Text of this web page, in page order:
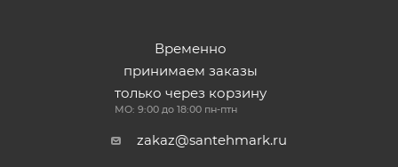
Временно
принимаем заказы
только через корзину
МО: 9:00 до 18:00 пн-птн
zakaz@santehmark.ru